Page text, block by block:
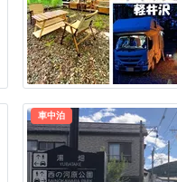
車中泊